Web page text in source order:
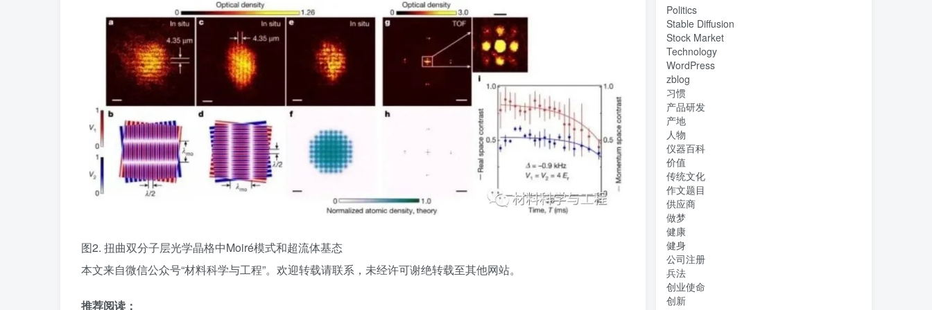
图2. 扭曲双分子层光学晶格中Moiré模式和超流体基态
本文来自微信公众号“材料科学与工程”。欢迎转载请联系，未经许可谢绝转载至其他网站。
推荐阅读：
Politics
Stable Diffusion
Stock Market
Technology
WordPress
zblog
习惯
产品研发
产地
人物
仪器百科
价值
传统文化
作文题目
供应商
做梦
健康
健身
公司注册
兵法
创业使命
创新